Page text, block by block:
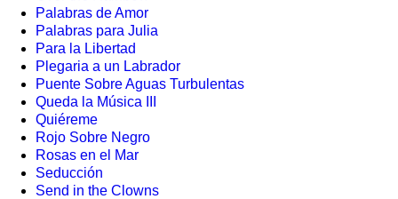
Palabras de Amor
Palabras para Julia
Para la Libertad
Plegaria a un Labrador
Puente Sobre Aguas Turbulentas
Queda la Música III
Quiéreme
Rojo Sobre Negro
Rosas en el Mar
Seducción
Send in the Clowns